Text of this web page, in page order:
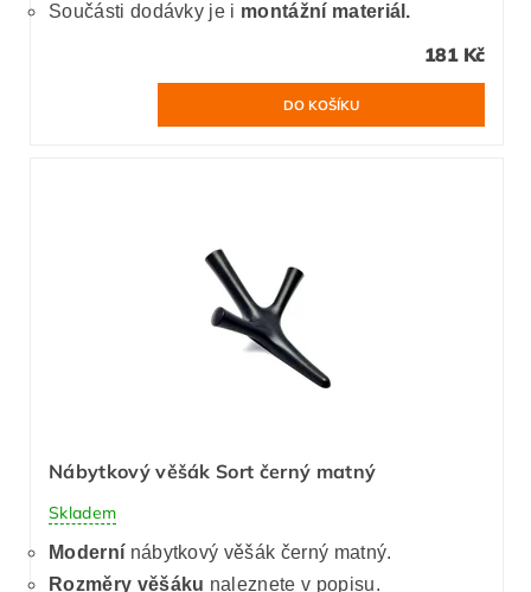
Součásti dodávky je i montážní materiál.
181 Kč
Nábytkový věšák Sort černý matný
Skladem
Moderní nábytkový věšák černý matný.
Rozměry věšáku naleznete v popisu.